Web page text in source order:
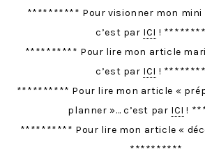
********** Pour visionner mon mini
c’est par ICI !
********** Pour lire mon article
c’est par ICI !
********** Pour lire mon article «
planner »… c’est par ICI !
********** Pour lire mon article «
**********